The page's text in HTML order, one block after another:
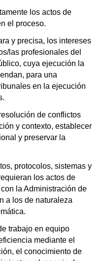
los actos de
el proceso.
y precisa, los intereses
las profesionales del
cuya ejecución la
para una
en la ejecución
de conflictos
y contexto, establecer
y preservar la
protocolos, sistemas y
los actos de
la Administración de
a los de naturaleza
trabajo en equipo
mediante el
el conocimiento de